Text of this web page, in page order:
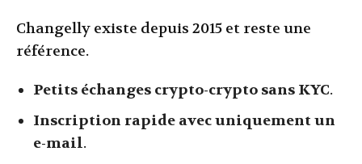
Changelly existe depuis 2015 et reste une
référence.
Petits échanges crypto-crypto sans KYC.
Inscription rapide avec uniquement un
e-mail.